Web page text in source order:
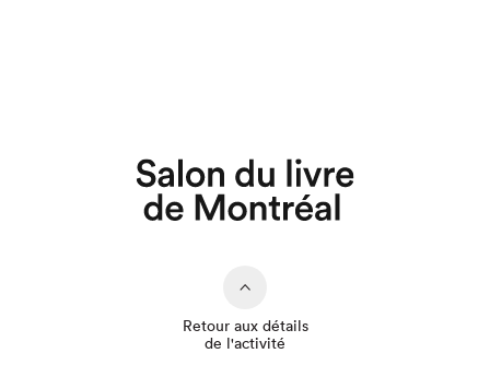
Que cherchez-vous?
Retour aux détails
de l'activité